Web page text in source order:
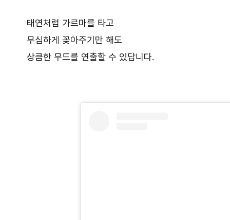
태연처럼 가르마를 타고
무심하게 꽂아주기만 해도
상큼한 무드를 연출할 수 있답니다.